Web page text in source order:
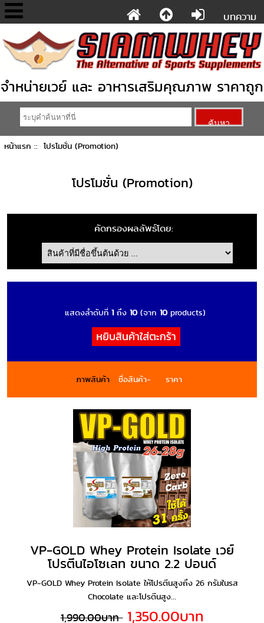
บทความ
จำหน่ายเวย์ และ อาหารเสริมคุณภาพ ราคาถูก
หน้าแรก :: โปรโมชั่น (Promotion)
โปรโมชั่น (Promotion)
คัดกรองผลลัพธ์โดย:
แสดงลำดับที่ 1ถึง 10(จาก 10products)
ภาพสินค้า ชื่อสินค้า- ราคา
VP-GOLD Whey Protein Isolate เวย์
โปรตีนไอโซเลท ขนาด 2.2 ปอนด์
VP-GOLD Whey Protein Isolate ให้โปรตีนสูงถึง 26 กรัมในรส
Chocolate และโปรตีนสูง...
1,990.00บาท 1,350.00บาท